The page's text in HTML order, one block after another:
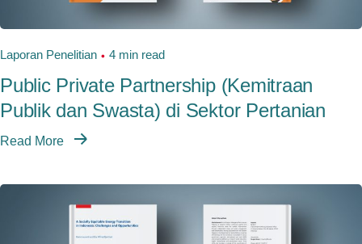
Laporan Penelitian 4 min read
Public Private Partnership (Kemitraan
Publik dan Swasta) di Sektor Pertanian
Read More